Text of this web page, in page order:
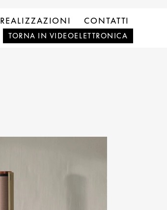
REALIZZAZIONI CONTATTI
TORNA IN VIDEOELETTRONICA